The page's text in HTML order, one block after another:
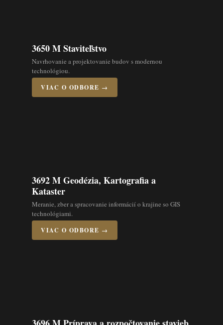
3650 M Staviteľstvo
Navrhovanie a projektovanie budov s modernou
technológiou.
VIAC O ODBORE →
3692 M Geodézia, Kartografia a
Kataster
Meranie, zber a spracovanie informácií o krajine so GIS
technológiami.
VIAC O ODBORE →